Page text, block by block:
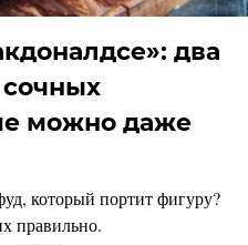
два
можно даже
который портит фигуру?
правильно.